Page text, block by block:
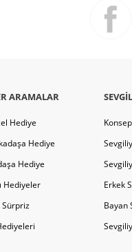
ARAMALAR
Hediye
Hediye
Hediye
Hediyeler
Sürpriz
Erkek
Bayan